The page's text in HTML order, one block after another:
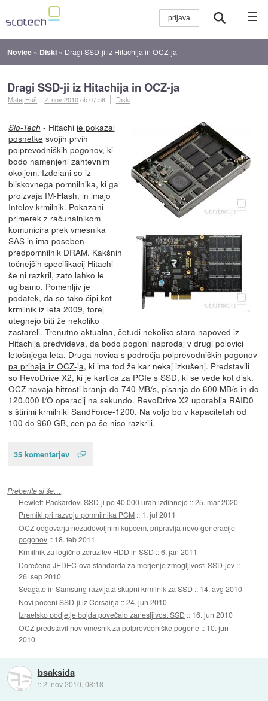
☰
Novice » Diski » Dragi SSD-ji iz Hitachija in OCZ-ja
Dragi SSD-ji iz Hitachija in OCZ-ja
Matej Huš ::2. nov 2010ob 07:58 Diski
Slo-Tech - Hitachi je pokazal
posnetke svojih prvih
polprevodniških pogonov, ki
bodo namenjeni zahtevnim
okoljem. Izdelani so iz
bliskovnega pomnilnika, ki ga
proizvaja IM-Flash, in imajo
Intelov krmilnik. Pokazani
primerek z računalnikom
komunicira prek vmesnika
SAS in ima poseben
predpomnilnik DRAM. Kakšnih
točnejših specifikacij Hitachi
še ni razkril, zato lahko le
ugibamo. Pomenljiv je
podatek, da so tako čipi kot
krmilnik iz leta 2009, torej
utegnejo biti že nekoliko
zastareli. Trenutno aktualna, četudi nekoliko stara napoved iz
Hitachija predvideva, da bodo pogoni naprodaj v drugi polovici
letošnjega leta. Druga novica s področja polprevodniških pogonov
pa prihaja iz OCZ-ja, ki ima tod že kar nekaj izkušenj. Predstavili
so RevoDrive X2, ki je kartica za PCIe s SSD, ki se vede kot disk.
OCZ navaja hitrosti branja do 740 MB/s, pisanja do 600 MB/s in do
120.000 I/O operacij na sekundo. RevoDrive X2 uporablja RAID0
s štirimi krmilniki SandForce-1200. Na voljo bo v kapacitetah od
100 do 960 GB, cen pa še niso razkrili.
35 komentarjev
Preberite si še…
Hewlett-Packardovi SSD-ji po 40.000 urah izdihnejo ::25. mar 2020
Premiki pri razvoju pomnilnika PCM :: 1. jul 2011
OCZ odgovarja nezadovoljnim kupcem, pripravlja novo generacijo
pogonov :: 18. feb 2011
Krmilnik za logično združitev HDD in SSD ::6. jan 2011
Dorečena JEDEC-ova standarda za merjenje zmogljivosti SSD-jev ::
26. sep 2010
Seagate in Samsung razvijata skupni krmilnik za SSD :: 14. avg 2010
Novi poceni SSD-ji iz Corsairja ::24. jun 2010
Izraelsko podjetje bojda povečalo zanesljivost SSD :: 16. jun 2010
OCZ predstavil nov vmesnik za polprevodniške pogone :: 10. jun
2010
bsaksida
::2. nov 2010, 08:18